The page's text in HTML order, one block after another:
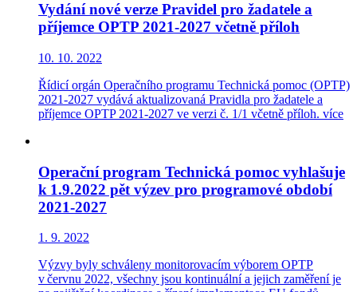
Vydání nové verze Pravidel pro žadatele a
příjemce OPTP 2021-2027 včetně příloh
10. 10. 2022
Řídicí orgán Operačního programu Technická pomoc (OPTP)
2021-2027 vydává aktualizovaná Pravidla pro žadatele a
příjemce OPTP 2021-2027 ve verzi č. 1/1 včetně příloh. více
Operační program Technická pomoc vyhlašuje
k 1.9.2022 pět výzev pro programové období
2021-2027
1. 9. 2022
Výzvy byly schváleny monitorovacím výborem OPTP
v červnu 2022, všechny jsou kontinuální a jejich zaměření je